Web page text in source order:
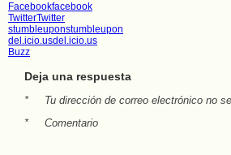
Facebookfacebook
TwitterTwitter
stumbleuponstumbleupon
del.icio.usdel.icio.us
Buzz
Deja una respuesta
Tu dirección de correo electrónico no
*
Comentario
*